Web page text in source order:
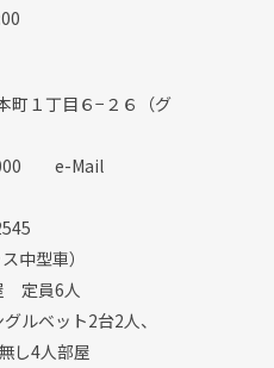
町１丁目６− ２６（グ
e-Mail
中型車）
定員6人
ベット2台2人、
4人部屋